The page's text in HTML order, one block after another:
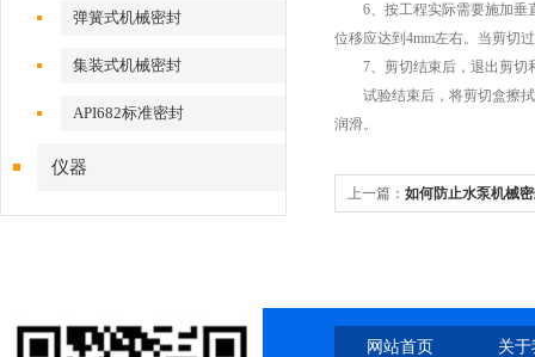
弹簧式机械密封
集装式机械密封
API682标准密封
仪器
6、按工程实际需要施加垂直
位移应达到4mm左右。当剪切
7、剪切结束后，退出剪切
试验结束后，将剪切盒擦拭
润滑。
上一篇： 如何防止水泵机械
网站首页 关